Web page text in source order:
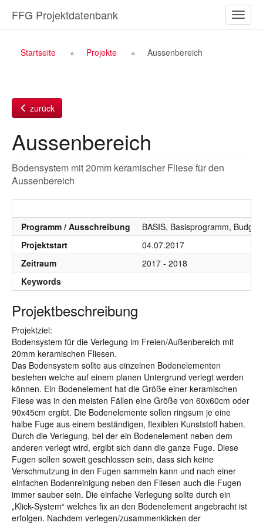
Inhalt
ein-/
FFG Projektdatenbank
Breadcrumb
Startseite Projekte Aussenbereich
zurück
Aussenbereich
Bodensystem mit 20mm keramischer Fliese für den
Aussenbereich
Programm / Ausschreibung
BASIS, Basisprogramm,
Projektstart
04.07.2017
Zeitraum
2017 - 2018
Keywords
Projektbeschreibung
Projektziel:
Bodensystem für die Verlegung im Freien/Außenbereich mit
20mm keramischen Fliesen.
Das Bodensystem sollte aus einzelnen Bodenelementen
bestehen welche auf einem planen Untergrund verlegt werden
können. Ein Bodenelement hat die Größe einer keramischen
Fliese was in den meisten Fällen eine Größe von 60x60cm oder
90x45cm ergibt. Die Bodenelemente sollen ringsum je eine
halbe Fuge aus einem beständigen, flexiblen Kunststoff haben.
Durch die Verlegung, bei der ein Bodenelement neben dem
anderen verlegt wird, ergibt sich dann die ganze Fuge. Diese
Fugen sollen soweit geschlossen sein, dass sich keine
Verschmutzung in den Fugen sammeln kann und nach einer
einfachen Bodenreinigung neben den Fliesen auch die Fugen
immer sauber sein. Die einfache Verlegung sollte durch ein
„Klick-System“ welches fix an den Bodenelement angebracht ist
erfolgen. Nachdem verlegen/zusammenklicken der